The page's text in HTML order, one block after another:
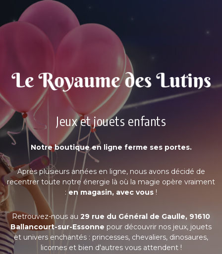
Jeux et jouets enfants
Notre boutique en ligne ferme ses portes.
Après plusieurs années en ligne, nous avons décidé de
recentrer toute notre énergie là où la magie opère vraiment
:en magasin, avec vous !
Retrouvez-nous au 29 rue du Général de Gaulle, 91610
Ballancourt-sur-Essonne pour découvrir nos jeux, jouets
et univers enchantés : princesses, chevaliers, dinosaures,
licornes et bien d'autres vous attendent !